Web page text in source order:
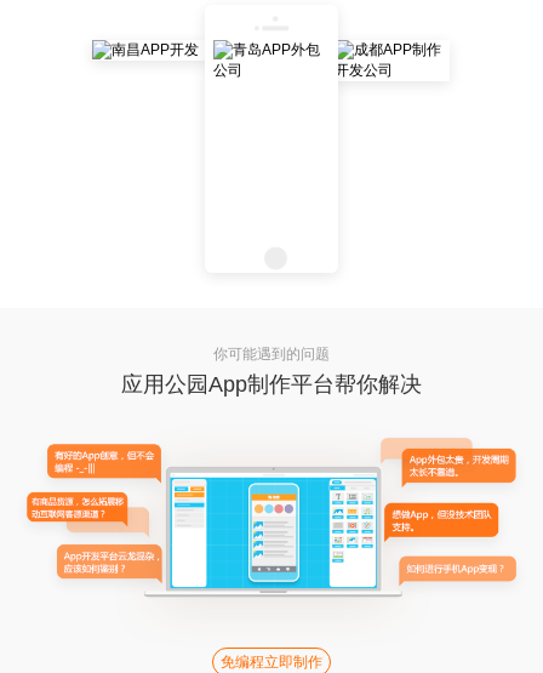
你可能遇到的问题
应用公园App制作平台帮你解决
免编程立即制作